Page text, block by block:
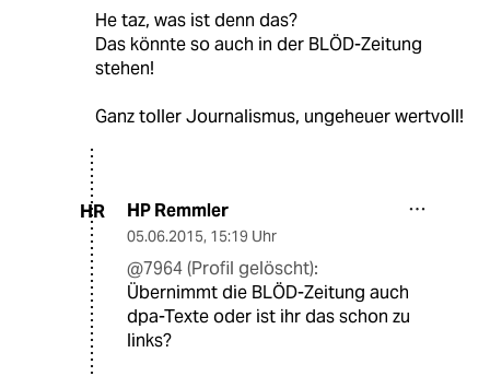
He taz, was ist denn das?
Das könnte so auch in der BLÖD-Zeitung
stehen!
Ganz toller Journalismus, ungeheuer wertvoll!
HR HP Remmler
05.06.2015, 15:19 Uhr
@7964 (Profil gelöscht):
Übernimmt die BLÖD-Zeitung auch
dpa-Texte oder ist ihr das schon zu
links?